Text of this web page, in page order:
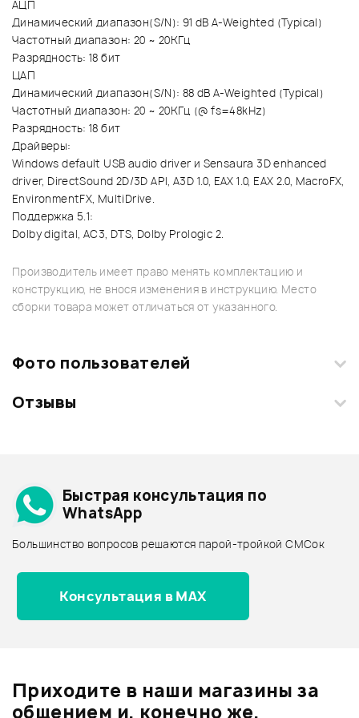
АЦП
Динамический диапазон(S/N): 91 dB A-Weighted (Typical)
Частотный диапазон: 20 ~ 20KГц
Разрядность: 18 бит
ЦАП
Динамический диапазон(S/N): 88 dB A-Weighted (Typical)
Частотный диапазон: 20 ~ 20KГц (@ fs=48kHz)
Разрядность: 18 бит
Драйверы:
Windows default USB audio driver и Sensaura 3D enhanced
driver, DirectSound 2D/3D API, A3D 1.0, EAX 1.0, EAX 2.0, MacroFX,
EnvironmentFX, MultiDrive.
Поддержка 5.1:
Dolby digital, AC3, DTS, Dolby Prologic 2.
Производитель имеет право менять комплектацию и
конструкцию, не внося изменения в инструкцию. Место
сборки товара может отличаться от указанного.
Фото пользователей
Загрузите свои фотографии купленного товара и получите
Отзывы
Архив товаров - дешевле
Архив товаров - дороже
Все товары AUDIOTRAK
Архив товаров - новинки
Быстрая консультация по
WhatsApp
Большинство вопросов решаются парой-тройкой СМСок
Консультация в MAX
Приходите в наши магазины за
общением и, конечно же,